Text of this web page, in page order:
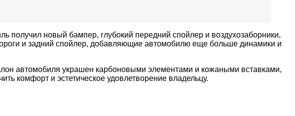
новый бампер, глубокий передний спойлер и воздухозаборники,
и задний спойлер, добавляющие автомобилю еще больше динамики и
автомобиля украшен карбоновыми элементами и кожаными вставками,
комфорт и эстетическое удовлетворение владельцу.